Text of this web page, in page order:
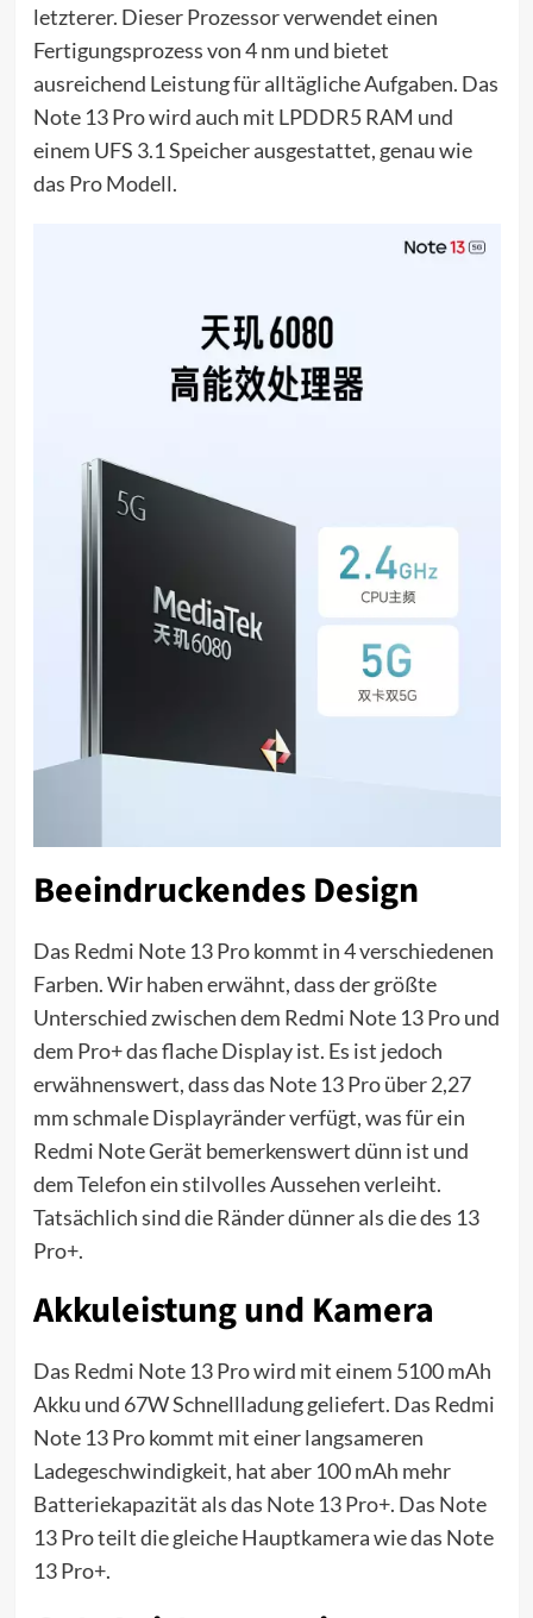
letzterer. Dieser Prozessor verwendet einen
Fertigungsprozess von 4 nm und bietet
ausreichend Leistung für alltägliche Aufgaben. Das
Note 13 Pro wird auch mit LPDDR5 RAM und
einem UFS 3.1 Speicher ausgestattet, genau wie
das Pro Modell.
Beeindruckendes Design
Das Redmi Note 13 Pro kommt in 4 verschiedenen
Farben. Wir haben erwähnt, dass der größte
Unterschied zwischen dem Redmi Note 13 Pro und
dem Pro+ das flache Display ist. Es ist jedoch
erwähnenswert, dass das Note 13 Pro über 2,27
mm schmale Displayränder verfügt, was für ein
Redmi Note Gerät bemerkenswert dünn ist und
dem Telefon ein stilvolles Aussehen verleiht.
Tatsächlich sind die Ränder dünner als die des 13
Pro+.
Akkuleistung und Kamera
Das Redmi Note 13 Pro wird mit einem 5100 mAh
Akku und 67W Schnellladung geliefert. Das Redmi
Note 13 Pro kommt mit einer langsameren
Ladegeschwindigkeit, hat aber 100 mAh mehr
Batteriekapazität als das Note 13 Pro+. Das Note
13 Pro teilt die gleiche Hauptkamera wie das Note
13 Pro+.